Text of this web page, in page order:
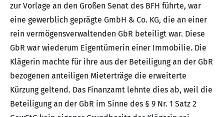
zur Vorlage an den Großen Senat des BFH führte, war
eine gewerblich geprägte GmbH & Co. KG, die an einer
rein vermögensverwaltenden GbR beteiligt war. Diese
GbR war wiederum Eigentümerin einer Immobilie. Die
Klägerin machte für ihre aus der Beteiligung an der GbR
bezogenen anteiligen Mieterträge die erweiterte
Kürzung geltend. Das Finanzamt lehnte dies ab, weil die
Beteiligung an der GbR im Sinne des § 9 Nr. 1 Satz 2